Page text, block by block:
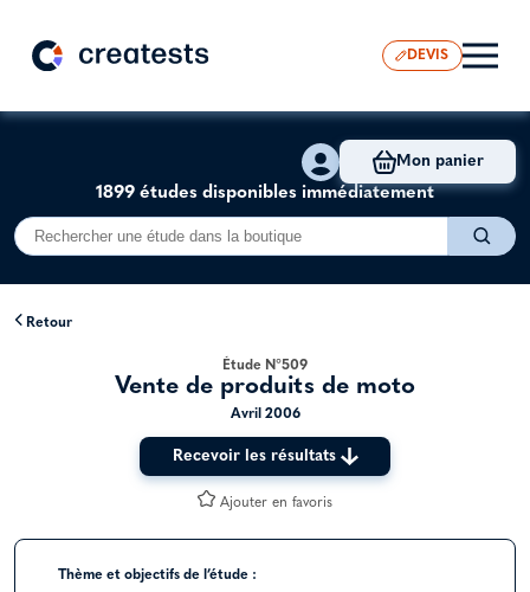
DEVIS
1899 études disponibles immédiatement
Mon panier
Retour
Étude N°509
Vente de produits de moto
Avril 2006
Recevoir les résultats
Ajouter en favoris
Thème et objectifs de l’étude :